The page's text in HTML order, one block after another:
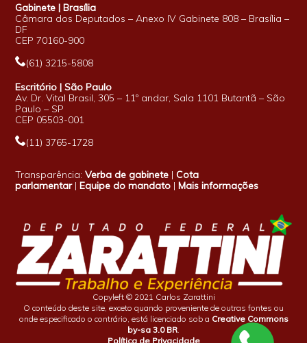
Gabinete | Brasília
Câmara dos Deputados – Anexo IV Gabinete 808 – Brasília –
DF
CEP 70160-900
(61) 3215-5808
Escritório | São Paulo
Av. Dr. Vital Brasil, 305 – 11º andar, Sala 1101 Butantã – São
Paulo – SP
CEP 05503-001
(11) 3765-1728
Transparência:Verba de gabinete |Cota
parlamentar|Equipe do mandato |Mais informações
Copyleft © 2021 Carlos Zarattini
O conteúdo deste site, exceto quando proveniente de outras fontes ou
onde especificado o contrário, está licenciado sob a Creative Commons
by-sa 3.0 BR
Política de Privacidade